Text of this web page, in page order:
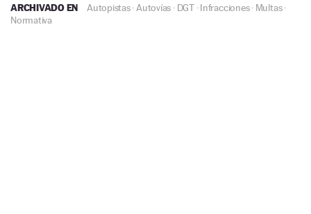
ARCHIVADO EN Autopistas· Autovías · DGT·Infracciones· Multas·
Normativa